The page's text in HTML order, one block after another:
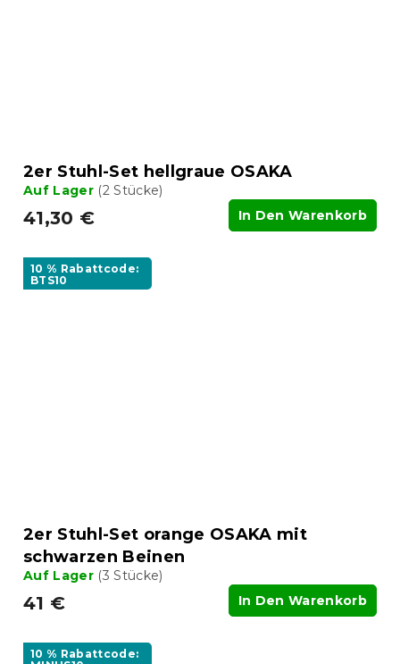
2er Stuhl-Set hellgraue OSAKA
Auf Lager (2 Stücke)
41,30 € In Den Warenkorb
10 % Rabattcode:
BTS10
2er Stuhl-Set orange OSAKA mit
schwarzen Beinen
Auf Lager (3 Stücke)
41 € In Den Warenkorb
10 % Rabattcode: